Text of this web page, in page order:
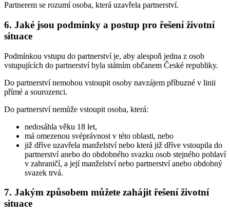
Partnerem se rozumí osoba, která uzavřela partnerství.
6. Jaké jsou podmínky a postup pro řešení životní
situace
Podmínkou vstupu do partnerství je, aby alespoň jedna z osob
vstupujících do partnerství byla státním občanem České republiky.
Do partnerství nemohou vstoupit osoby navzájem příbuzné v linii
přímé a sourozenci.
Do partnerství nemůže vstoupit osoba, která:
nedosáhla věku 18 let,
má omezenou svéprávnost v této oblasti, nebo
již dříve uzavřela manželství nebo která již dříve vstoupila do
partnerství anebo do obdobného svazku osob stejného pohlaví
v zahraničí, a její manželství nebo partnerství anebo obdobný
svazek trvá.
7. Jakým způsobem můžete zahájit řešení životní
situace